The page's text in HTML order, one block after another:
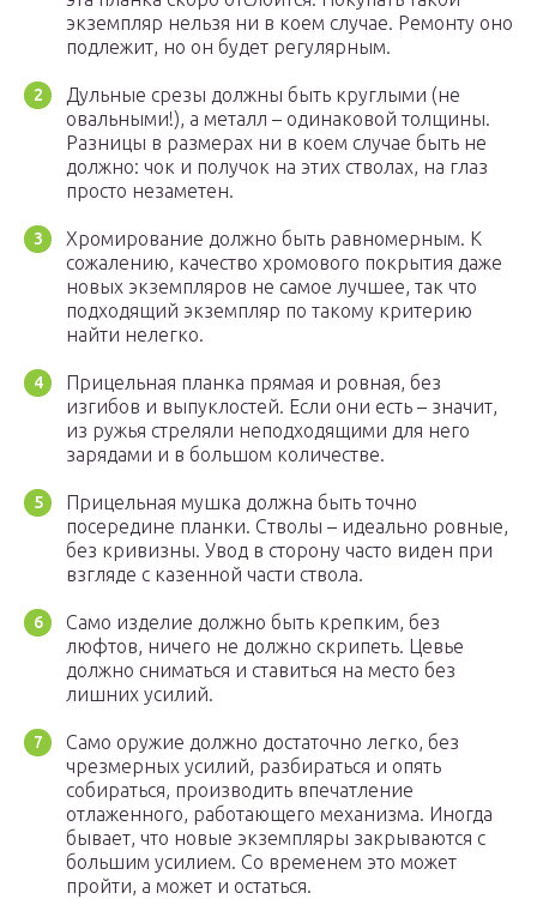
экземпляр нельзя ни в коем случае. Ремонту оно
подлежит, но он будет регулярным.
Дульные срезы должны быть круглыми (не
овальными!), а металл – одинаковой толщины.
Разницы в размерах ни в коем случае быть не
должно: чок и получок на этих стволах, на глаз
просто незаметен.
Хромирование должно быть равномерным. К
сожалению, качество хромового покрытия даже
новых экземпляров не самое лучшее, так что
подходящий экземпляр по такому критерию
найти нелегко.
Прицельная планка прямая и ровная, без
изгибов и выпуклостей. Если они есть – значит,
из ружья стреляли неподходящими для него
зарядами и в большом количестве.
Прицельная мушка должна быть точно
посередине планки. Стволы – идеально ровные,
без кривизны. Увод в сторону часто виден при
взгляде с казенной части ствола.
Само изделие должно быть крепким, без
люфтов, ничего не должно скрипеть. Цевье
должно сниматься и ставиться на место без
лишних усилий.
Само оружие должно достаточно легко, без
чрезмерных усилий, разбираться и опять
собираться, производить впечатление
отлаженного, работающего механизма. Иногда
бывает, что новые экземпляры закрываются с
большим усилием. Со временем это может
пройти, а может и остаться.